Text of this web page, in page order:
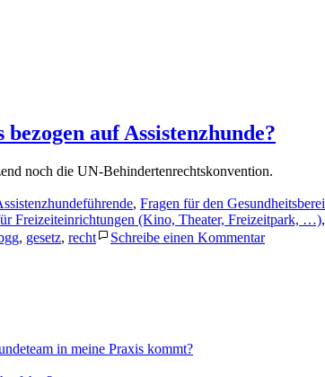
auf Assistenzhunde?
noch die UN-Behindertenrechtskonvention.
, Fragen für den
Freizeiteinrichtungen (Kino, Theater, Freizeitpark, …),
, gesetz, recht Schreibe einen Kommentarzu
in meine Praxis kommt?